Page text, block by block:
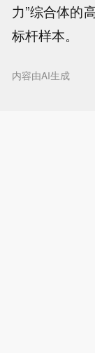
力”综合体的
标杆样本。
内容由AI生成